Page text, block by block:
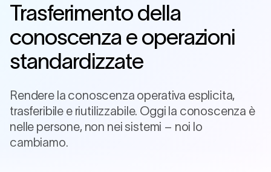
Trasferimento della
conoscenza e operazioni
standardizzate
Rendere la conoscenza operativa esplicita,
trasferibile e riutilizzabile. Oggi la conoscenza è
nelle persone, non nei sistemi – noi lo
cambiamo.